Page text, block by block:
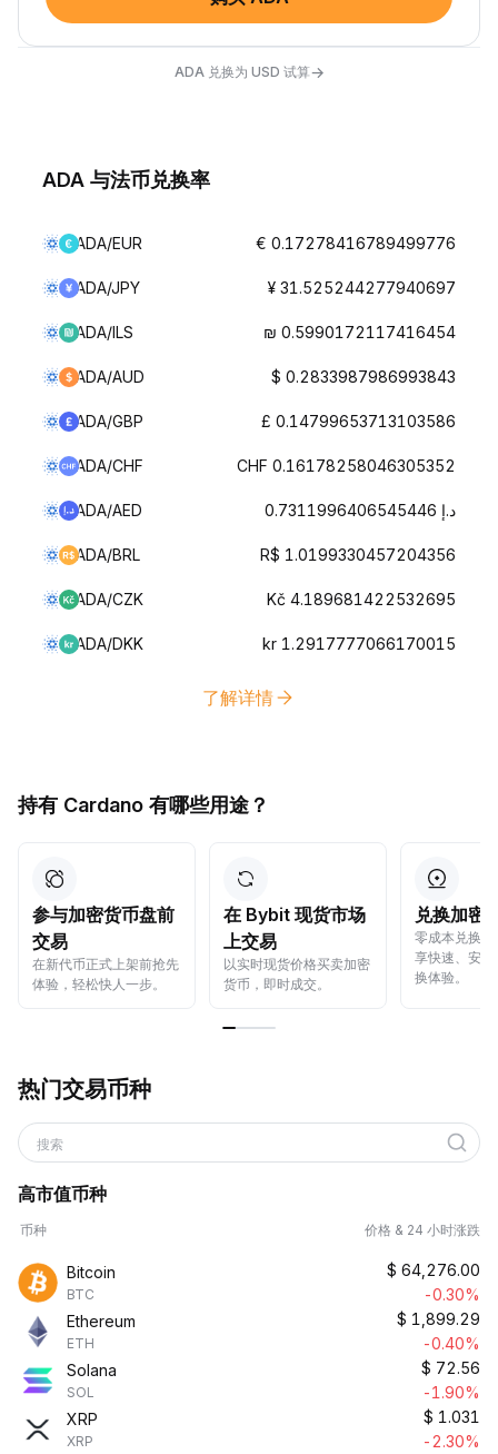
ADA 兑换为 USD 试算→
ADA 与法币兑换率
ADA/EUR € 0.17278416789499776
ADA/JPY ¥ 31.525244277940697
ADA/ILS ₪ 0.5990172117416454
ADA/AUD $ 0.2833987986993843
ADA/GBP £ 0.14799653713103586
ADA/CHF CHF 0.16178258046305352
ADA/AED د.إ 0.7311996406545446
ADA/BRL R$ 1.0199330457204356
ADA/CZK Kč 4.189681422532695
ADA/DKK kr 1.2917777066170015
了解详情
持有 Cardano 有哪些用途？
参与加密货币盘前
交易
在新代币正式上架前抢先
体验，轻松快人一步。
在 Bybit 现货市场
上交易
以实时现货价格买卖加密
货币，即时成交。
兑换加密
零成本兑换
享快速、安
换体验。
热门交易币种
搜索
高市值币种
币种 价格 & 24 小时涨跌
Bitcoin
BTC
$ 64,276.00
-0.30%
Ethereum
ETH
$ 1,899.29
-0.40%
Solana
SOL
$ 72.56
-1.90%
XRP
XRP
$ 1.031
-2.30%